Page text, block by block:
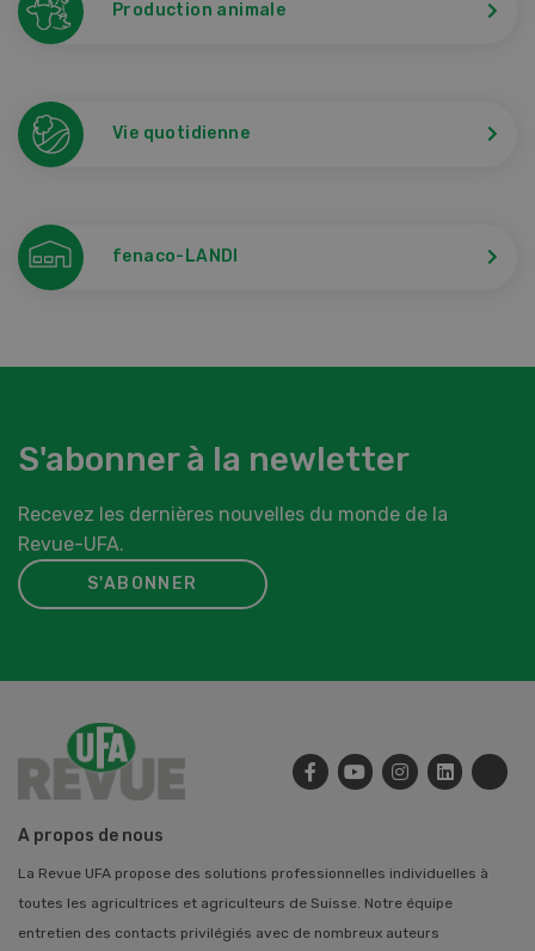
Production animale
Vie quotidienne
fenaco-LANDI
S'abonner à la newletter
Recevez les dernières nouvelles du monde de la
Revue-UFA.
S'ABONNER
A propos de nous
La Revue UFA propose des solutions professionnelles individuelles à
toutes les agricultrices et agriculteurs de Suisse. Notre équipe
entretien des contacts privilégiés avec de nombreux auteurs